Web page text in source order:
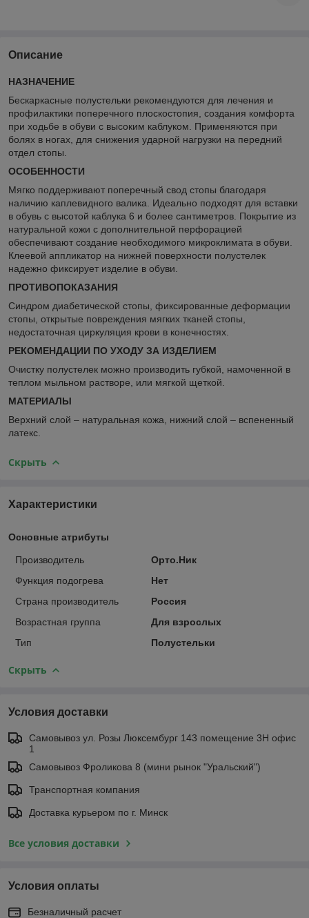
Описание
НАЗНАЧЕНИЕ
Бескаркасные полустельки рекомендуются для лечения и
профилактики поперечного плоскостопия, создания комфорта
при ходьбе в обуви с высоким каблуком. Применяются при
болях в ногах, для снижения ударной нагрузки на передний
отдел стопы.
ОСОБЕННОСТИ
Мягко поддерживают поперечный свод стопы благодаря
наличию каплевидного валика. Идеально подходят для вставки
в обувь с высотой каблука 6 и более сантиметров. Покрытие из
натуральной кожи с дополнительной перфорацией
обеспечивают создание необходимого микроклимата в обуви.
Клеевой аппликатор на нижней поверхности полустелек
надежно фиксирует изделие в обуви.
ПРОТИВОПОКАЗАНИЯ
Синдром диабетической стопы, фиксированные деформации
стопы, открытые повреждения мягких тканей стопы,
недостаточная циркуляция крови в конечностях.
РЕКОМЕНДАЦИИ ПО УХОДУ ЗА ИЗДЕЛИЕМ
Очистку полустелек можно производить губкой, намоченной в
теплом мыльном растворе, или мягкой щеткой.
МАТЕРИАЛЫ
Верхний слой – натуральная кожа, нижний слой – вспененный
латекс.
Скрыть
Характеристики
Основные атрибуты
Производитель
Орто.Ник
Функция подогрева
Нет
Страна производитель
Россия
Возрастная группа
Для взрослых
Тип
Полустельки
Скрыть
Условия доставки
Самовывоз ул. Розы Люксембург 143 помещение 3Н офис
1
Самовывоз Фроликова 8 (мини рынок "Уральский")
Транспортная компания
Доставка курьером по г. Минск
Все условия доставки
Условия оплаты
Безналичный расчет